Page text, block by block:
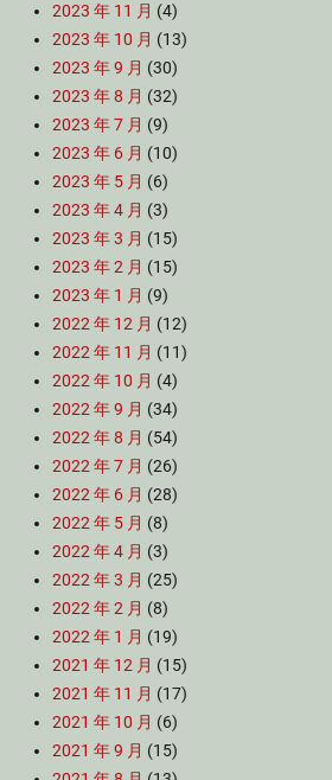
2023 年 11 月 (4)
2023 年 10 月 (13)
2023 年 9 月 (30)
2023 年 8 月 (32)
2023 年 7 月 (9)
2023 年 6 月 (10)
2023 年 5 月 (6)
2023 年 4 月 (3)
2023 年 3 月 (15)
2023 年 2 月 (15)
2023 年 1 月 (9)
2022 年 12 月 (12)
2022 年 11 月 (11)
2022 年 10 月 (4)
2022 年 9 月 (34)
2022 年 8 月 (54)
2022 年 7 月 (26)
2022 年 6 月 (28)
2022 年 5 月 (8)
2022 年 4 月 (3)
2022 年 3 月 (25)
2022 年 2 月 (8)
2022 年 1 月 (19)
2021 年 12 月 (15)
2021 年 11 月 (17)
2021 年 10 月 (6)
2021 年 9 月 (15)